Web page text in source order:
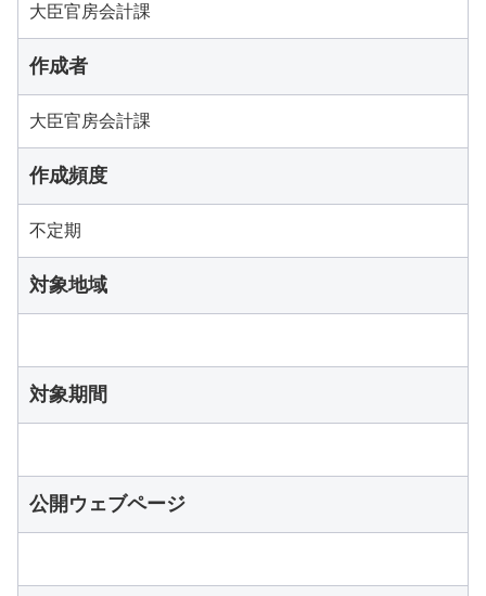
大臣官房会計課
作成者
大臣官房会計課
作成頻度
不定期
対象地域
対象期間
公開ウェブページ